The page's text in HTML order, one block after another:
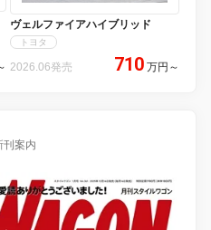
ヴェルファイアハイブリッド
トヨタ
2026.06発売 710 万円 ～
刊案内